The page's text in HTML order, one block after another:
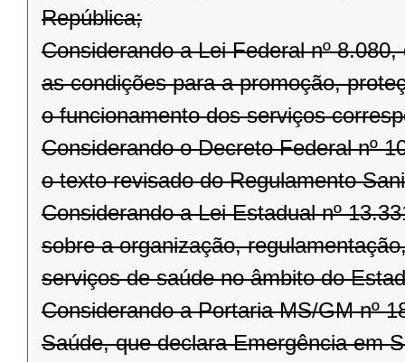
República;
Considerando a Lei Federal nº
as condições para a promoção,
o funcionamento dos serviços
Considerando o Decreto Federal nº
o texto revisado do Regulamento
Considerando a Lei Estadual nº
sobre a organização,
serviços de saúde no âmbito do
Considerando a Portaria MS/GM nº
Saúde, que declara Emergência em